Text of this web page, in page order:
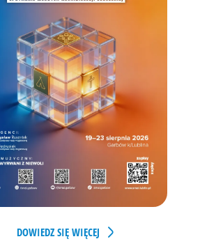
DOWIEDZ SIĘ WIĘCEJ